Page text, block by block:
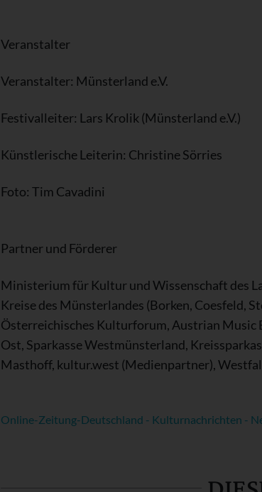
Veranstalter
Veranstalter: Münsterland e.V.
Festivalleiter: Lars Krolik (Münsterland e.V.)
Künstlerische Leiterin: Christine Sörries
Foto: Tim Cavadini
Partner und Förderer
Ministerium für Kultur und Wissenschaft des
Kreise des Münsterlandes (Borken, Coesfeld,
Österreichisches Kulturforum, Austrian Music
Ost, Sparkasse Westmünsterland,
Masthoff, kultur.west (Medienpartner),
Online-Zeitung-Deutschland - Kulturnachrichten -